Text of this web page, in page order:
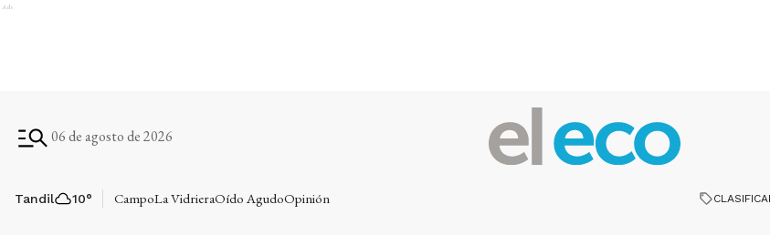
Ads
06 de agosto de 2026
Tandil 10° CampoLa VidrieraOído AgudoOpinión